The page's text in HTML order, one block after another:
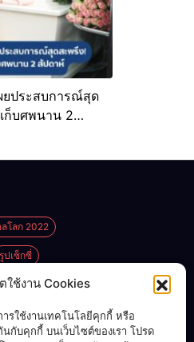
ใช้งาน Cookies
รใช้งานเทคโนโลยีคุกกี้ หรือ
กับคุกกี้ บนเว็บไซต์ของเรา โปรด
ยประสบการณ์สุด
ก็บศพนาน 2
โลก 2022
รูปเซ็กซี่